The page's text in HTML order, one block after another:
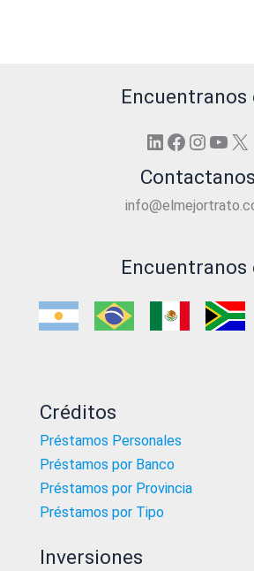
Encuentranos
LinkedIn
Facebook
X
Contactanos
Encuentranos
Créditos
Préstamos Personales
Préstamos por Banco
Préstamos por Provincia
Préstamos por Tipo
Inversiones